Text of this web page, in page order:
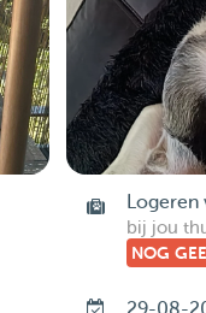
Logeren
bij jou
NOG